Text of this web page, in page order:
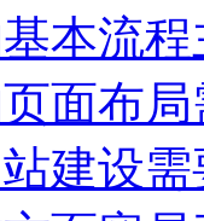
本流
面布
建设